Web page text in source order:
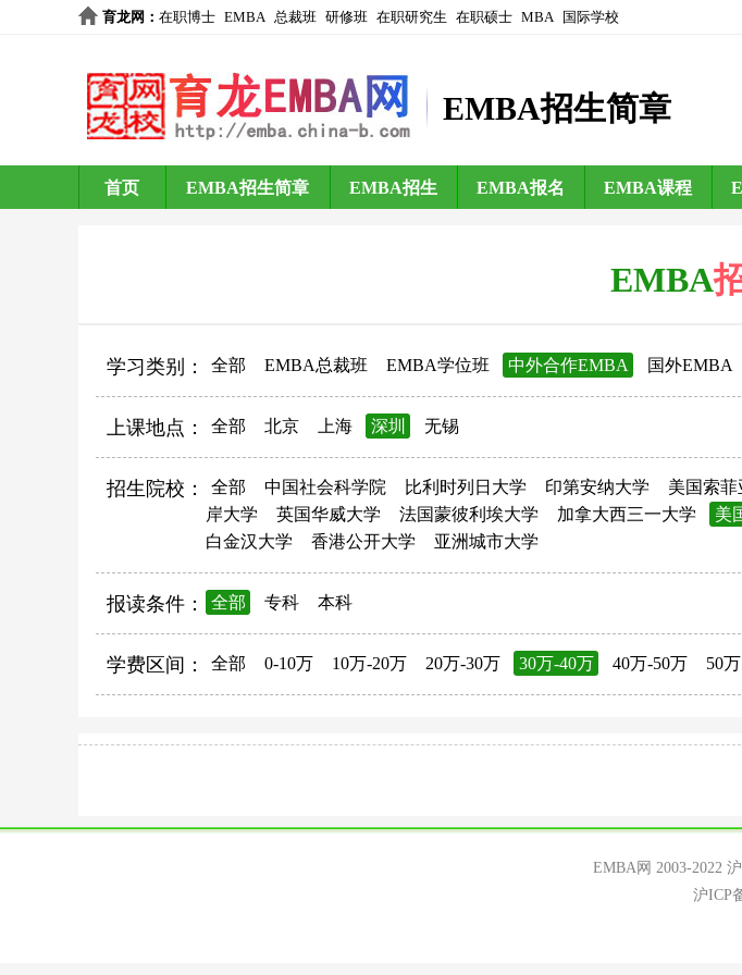
育龙网 ： 在职博士 EMBA 总裁班 研修班 在职研究生 在职硕士 MBA 国际学校
EMBA招生简章
首页 EMBA招生简章 EMBA招生 EMBA报名 EMBA课程
EMBA
学习类别： 全部 EMBA总裁班 EMBA学位班 中外合作EMBA 国外EMBA
上课地点： 全部 北京 上海 深圳 无锡
招生院校： 全部 中国社会科学院 比利时列日大学 印第安纳大学 美国索菲
岸大学
英国华威大学 法国蒙彼利埃大学 加拿大西三一大学 美
白金汉大学
香港公开大学 亚洲城市大学
报读条件： 全部 专科 本科
学费区间： 全部 0-10万 10万-20万 20万-30万 30万-40万 40万-50万 50
EMBA网 2003-2022
沪ICP